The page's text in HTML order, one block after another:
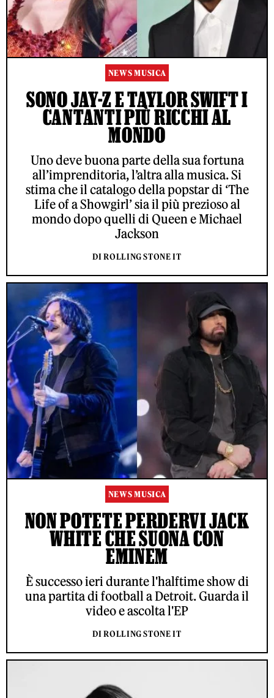
NEWS MUSICA
SONO JAY-Z E TAYLOR SWIFT I
CANTANTI PIÙ RICCHI AL
MONDO
Uno deve buona parte della sua fortuna
all’imprenditoria, l’altra alla musica. Si
stima che il catalogo della popstar di ‘The
Life of a Showgirl’ sia il più prezioso al
mondo dopo quelli di Queen e Michael
Jackson
DI ROLLING STONE IT
NEWS MUSICA
NON POTETE PERDERVI JACK
WHITE CHE SUONA CON
EMINEM
È successo ieri durante l'halftime show di
una partita di football a Detroit. Guarda il
video e ascolta l'EP
DI ROLLING STONE IT